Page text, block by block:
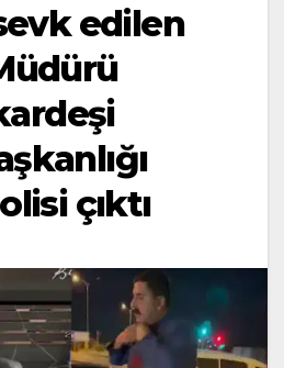
edilen
çıktı